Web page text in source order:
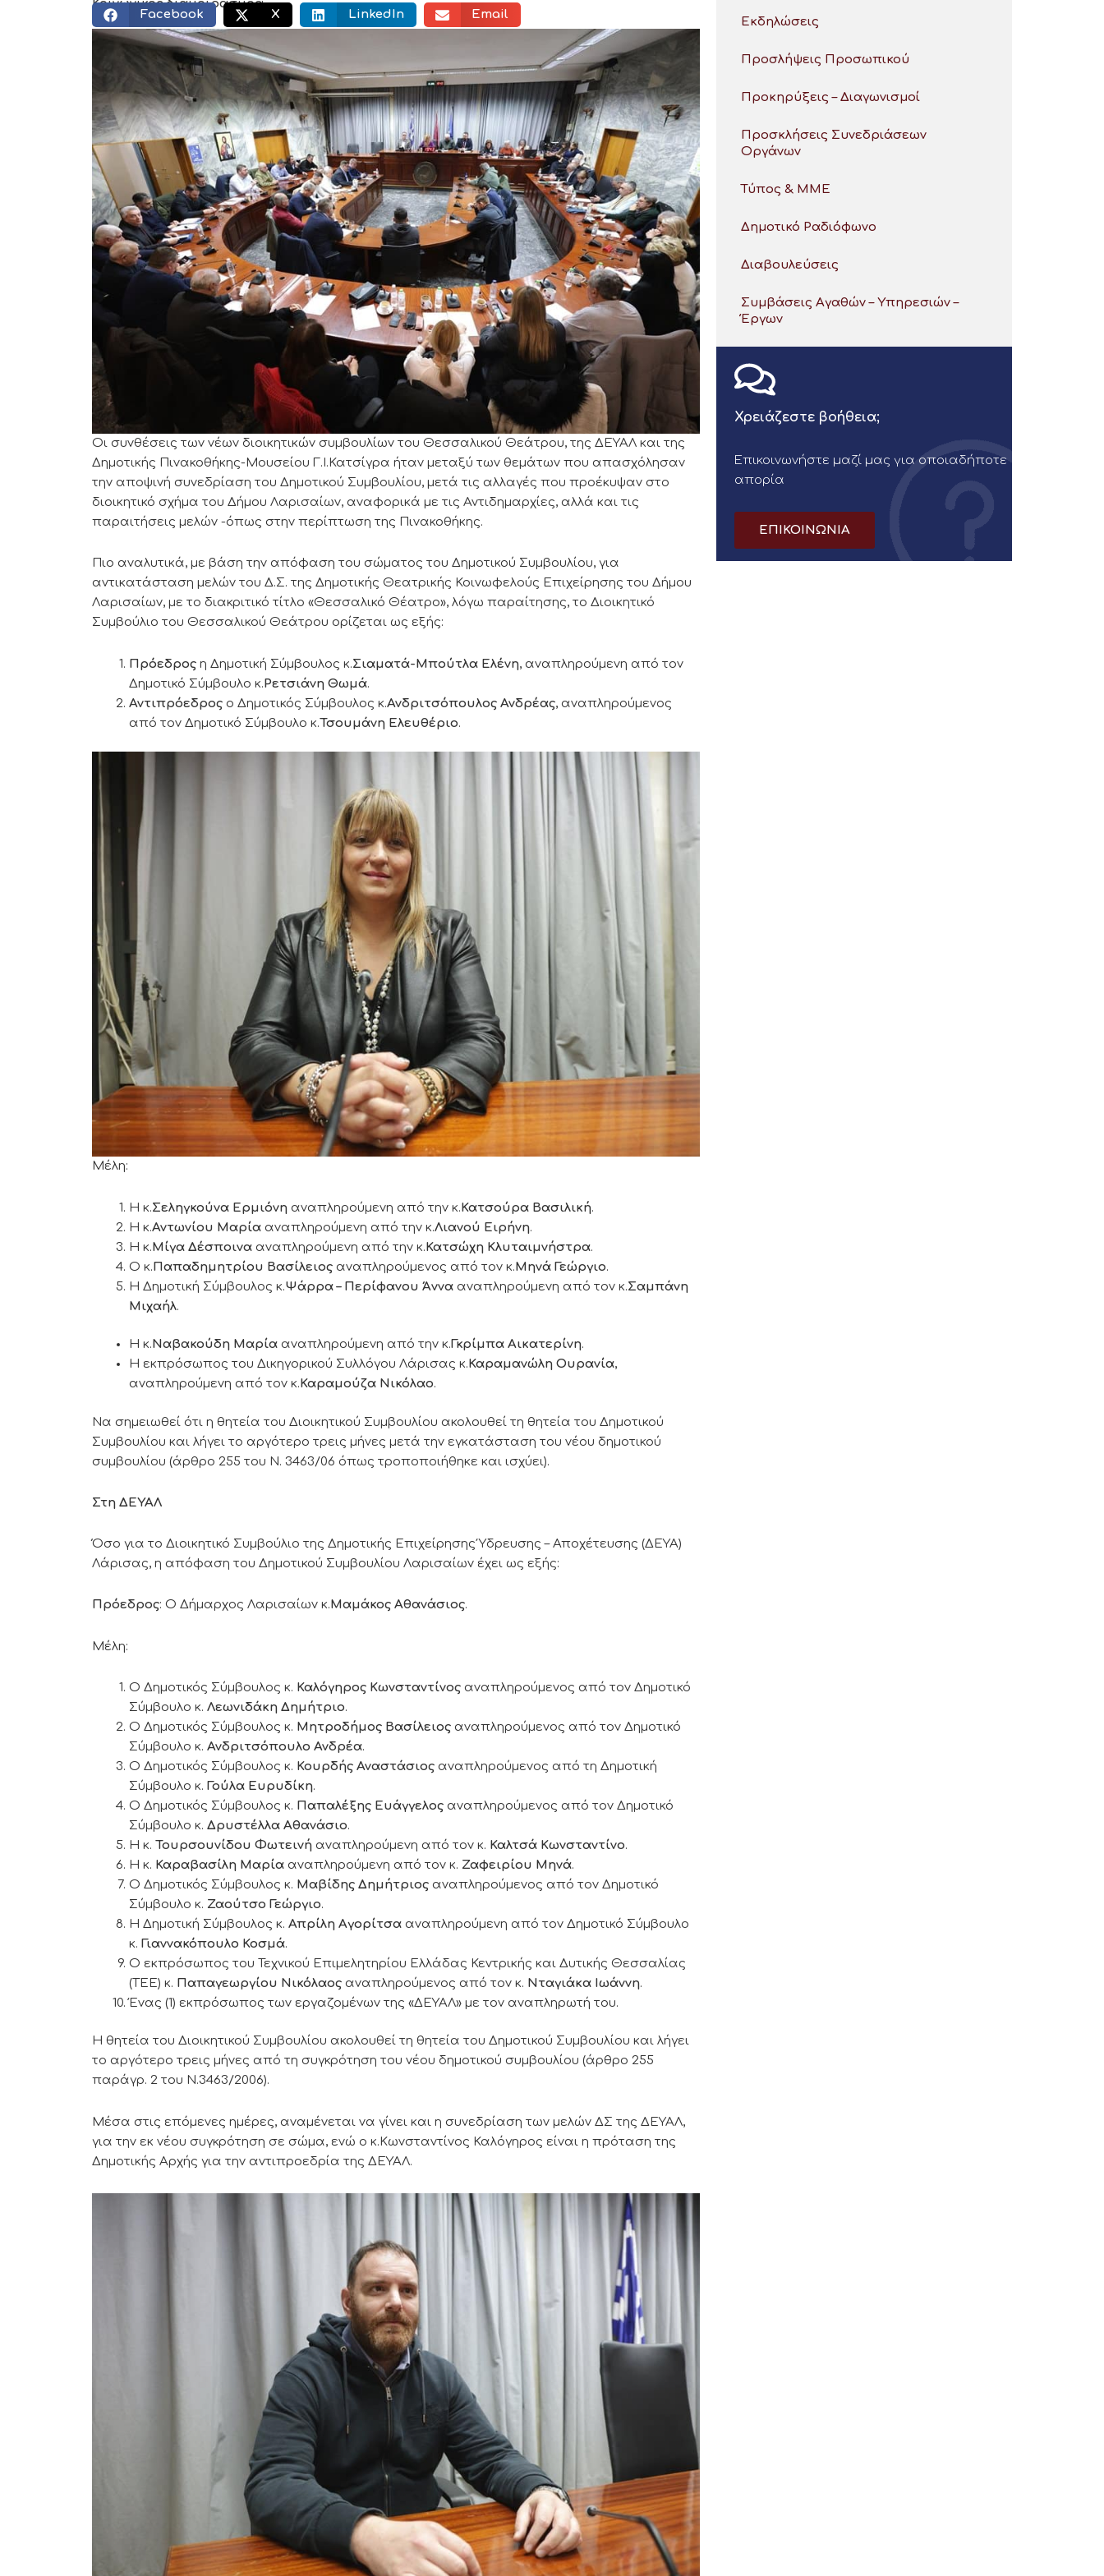
Κοινωνικός διαμοιρασμός:
Facebook X LinkedIn Email
Οι συνθέσεις των νέων διοικητικών συμβουλίων του Θεσσαλικού Θεάτρου, της ΔΕΥΑΛ και της
Δημοτικής Πινακοθήκης-Μουσείου Γ.Ι.Κατσίγρα ήταν μεταξύ των θεμάτων που απασχόλησαν
την αποψινή συνεδρίαση του Δημοτικού Συμβουλίου, μετά τις αλλαγές που προέκυψαν στο
διοικητικό σχήμα του Δήμου Λαρισαίων, αναφορικά με τις Αντιδημαρχίες, αλλά και τις
παραιτήσεις μελών -όπως στην περίπτωση της Πινακοθήκης.
Πιο αναλυτικά, με βάση την απόφαση του σώματος του Δημοτικού Συμβουλίου, για
αντικατάσταση μελών του Δ.Σ. της Δημοτικής Θεατρικής Κοινωφελούς Επιχείρησης του Δήμου
Λαρισαίων, με το διακριτικό τίτλο «Θεσσαλικό Θέατρο», λόγω παραίτησης, το Διοικητικό
Συμβούλιο του Θεσσαλικού Θεάτρου ορίζεται ως εξής:
Πρόεδρος η Δημοτική Σύμβουλος κ.Σιαματά-Μπούτλα Ελένη, αναπληρούμενη από τον
Δημοτικό Σύμβουλο κ.Ρετσιάνη Θωμά.
Αντιπρόεδρος ο Δημοτικός Σύμβουλος κ.Ανδριτσόπουλος Ανδρέας, αναπληρούμενος
από τον Δημοτικό Σύμβουλο κ.Τσουμάνη Ελευθέριο.
Μέλη:
Η κ.Σεληγκούνα Ερμιόνη αναπληρούμενη από την κ.Κατσούρα Βασιλική.
Η κ.Αντωνίου Μαρία αναπληρούμενη από την κ.Λιανού Ειρήνη.
Η κ.Μίγα Δέσποινα αναπληρούμενη από την κ.Κατσώχη Κλυταιμνήστρα.
Ο κ.Παπαδημητρίου Βασίλειος αναπληρούμενος από τον κ.Μηνά Γεώργιο.
Η Δημοτική Σύμβουλος κ.Ψάρρα – Περίφανου Άννα αναπληρούμενη από τον κ.Σαμπάνη
Μιχαήλ.
Η κ.Ναβακούδη Μαρία αναπληρούμενη από την κ.Γκρίμπα Αικατερίνη.
Η εκπρόσωπος του Δικηγορικού Συλλόγου Λάρισας κ.Καραμανώλη Ουρανία,
αναπληρούμενη από τον κ.Καραμούζα Νικόλαο.
Να σημειωθεί ότι η θητεία του Διοικητικού Συμβουλίου ακολουθεί τη θητεία του Δημοτικού
Συμβουλίου και λήγει το αργότερο τρεις μήνες μετά την εγκατάσταση του νέου δημοτικού
συμβουλίου (άρθρο 255 του Ν. 3463/06 όπως τροποποιήθηκε και ισχύει).
Στη ΔΕΥΑΛ
Όσο για το Διοικητικό Συμβούλιο της Δημοτικής Επιχείρησης Ύδρευσης – Αποχέτευσης (ΔΕΥΑ)
Λάρισας, η απόφαση του Δημοτικού Συμβουλίου Λαρισαίων έχει ως εξής:
Πρόεδρος: Ο Δήμαρχος Λαρισαίων κ.Μαμάκος Αθανάσιος.
Μέλη:
Ο Δημοτικός Σύμβουλος κ. Καλόγηρος Κωνσταντίνος αναπληρούμενος από τον Δημοτικό
Σύμβουλο κ. Λεωνιδάκη Δημήτριο.
Ο Δημοτικός Σύμβουλος κ. Μητροδήμος Βασίλειος αναπληρούμενος από τον Δημοτικό
Σύμβουλο κ. Ανδριτσόπουλο Ανδρέα.
Ο Δημοτικός Σύμβουλος κ. Κουρδής Αναστάσιος αναπληρούμενος από τη Δημοτική
Σύμβουλο κ. Γούλα Ευρυδίκη.
Ο Δημοτικός Σύμβουλος κ. Παπαλέξης Ευάγγελος αναπληρούμενος από τον Δημοτικό
Σύμβουλο κ. Δρυστέλλα Αθανάσιο.
Η κ. Τουρσουνίδου Φωτεινή αναπληρούμενη από τον κ. Καλτσά Κωνσταντίνο.
Η κ. Καραβασίλη Μαρία αναπληρούμενη από τον κ. Ζαφειρίου Μηνά.
Ο Δημοτικός Σύμβουλος κ. Μαβίδης Δημήτριος αναπληρούμενος από τον Δημοτικό
Σύμβουλο κ. Ζαούτσο Γεώργιο.
Η Δημοτική Σύμβουλος κ. Απρίλη Αγορίτσα αναπληρούμενη από τον Δημοτικό Σύμβουλο
κ. Γιαννακόπουλο Κοσμά.
Ο εκπρόσωπος του Τεχνικού Επιμελητηρίου Ελλάδας Κεντρικής και Δυτικής Θεσσαλίας
(ΤΕΕ) κ. Παπαγεωργίου Νικόλαος αναπληρούμενος από τον κ. Νταγιάκα Ιωάννη.
Ένας (1) εκπρόσωπος των εργαζομένων της «ΔΕΥΑΛ» με τον αναπληρωτή του.
Η θητεία του Διοικητικού Συμβουλίου ακολουθεί τη θητεία του Δημοτικού Συμβουλίου και λήγει
το αργότερο τρεις μήνες από τη συγκρότηση του νέου δημοτικού συμβουλίου (άρθρο 255
παράγρ. 2 του Ν.3463/2006).
Μέσα στις επόμενες ημέρες, αναμένεται να γίνει και η συνεδρίαση των μελών ΔΣ της ΔΕΥΑΛ,
για την εκ νέου συγκρότηση σε σώμα, ενώ ο κ.Κωνσταντίνος Καλόγηρος είναι η πρόταση της
Δημοτικής Αρχής για την αντιπροεδρία της ΔΕΥΑΛ.
Εκδηλώσεις
Προσλήψεις Προσωπικού
Προκηρύξεις – Διαγωνισμοί
Προσκλήσεις Συνεδριάσεων
Οργάνων
Τύπος & ΜΜΕ
Δημοτικό Ραδιόφωνο
Διαβουλεύσεις
Συμβάσεις Αγαθών – Υπηρεσιών –
Έργων
Χρειάζεστε βοήθεια;
Επικοινωνήστε μαζί μας για οποιαδήποτε
απορία
ΕΠΙΚΟΙΝΩΝΙΑ